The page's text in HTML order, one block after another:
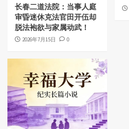
长春二道法院：当事人庭
审昏迷休克法官田开伍却
脱法袍欲与家属动武！
2026年7月15日 0